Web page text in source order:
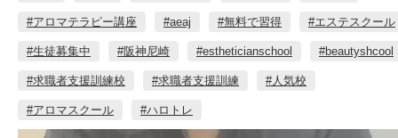
#アロマテラピー講座 #aeaj #無料で習得 #エステスクール
#生徒募集中 #阪神尼崎 #estheticianschool #beautyshcool
#求職者支援訓練校 #求職者支援訓練 #人気校
#アロマスクール #ハロトレ⁡